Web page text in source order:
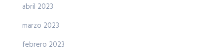
abril 2023
marzo 2023
febrero 2023